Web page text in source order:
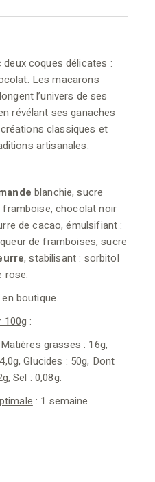
coques délicates :
Les macarons
l’univers de ses
révélant ses ganaches
classiques et
artisanales.
blanchie, sucre
framboise, chocolat noir
de cacao, émulsifiant :
de framboises, sucre
, stabilisant : sorbitol
rose.
boutique.
100g :
grasses : 16g,
Glucides : 50g, Dont
Sel : 0,08g.
: 1 semaine